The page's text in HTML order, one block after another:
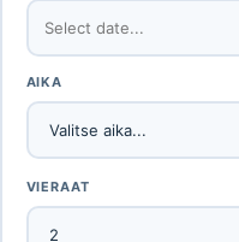
AIKA
VIERAAT